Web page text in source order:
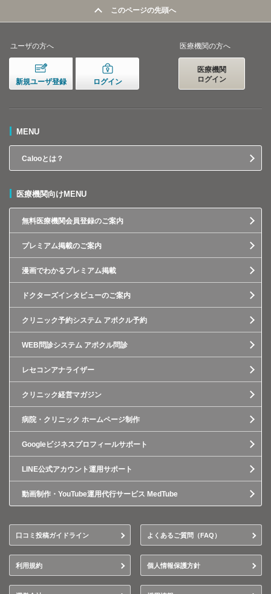
このページの先頭へ
ユーザの方へ
新規ユーザ登録 ログイン
医療機関の方へ
医療機関
ログイン
MENU
Calooとは？
医療機関向けMENU
無料医療機関会員登録のご案内
プレミアム掲載のご案内
漫画でわかるプレミアム掲載
ドクターズインタビューのご案内
クリニック予約システム アポクル予約
WEB問診システム アポクル問診
レセコンアナライザー
クリニック経営マガジン
病院・クリニック ホームページ制作
Googleビジネスプロフィールサポート
LINE公式アカウント運用サポート
動画制作・YouTube運用代行サービス MedTube
口コミ投稿ガイドライン よくあるご質問（FAQ）
利用規約 個人情報保護方針